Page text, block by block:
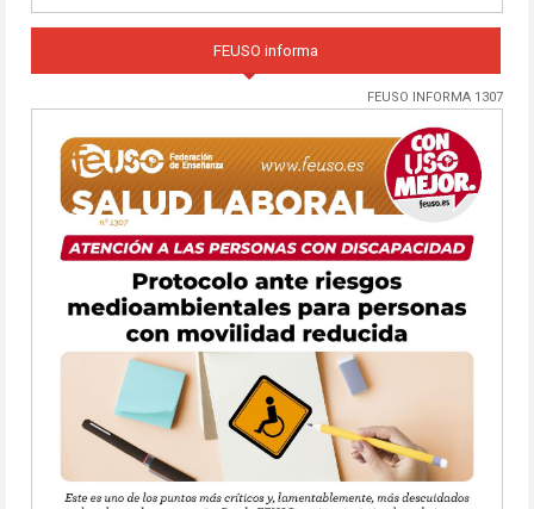
FEUSO informa
FEUSO INFORMA 1307